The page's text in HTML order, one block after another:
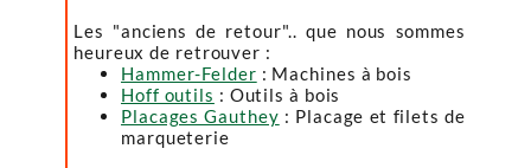
Les "anciens de retour".. que nous sommes
heureux de retrouver :
Hammer-Felder : Machines à bois
Hoff outils : Outils à bois
Placages Gauthey : Placage et filets de
marqueterie